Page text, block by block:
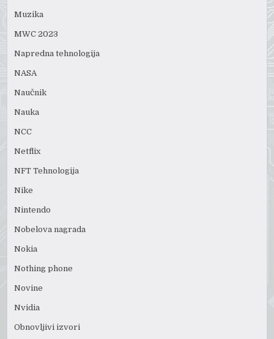
Muzika
MWC 2023
Napredna tehnologija
NASA
Naučnik
Nauka
NCC
Netflix
NFT Tehnologija
Nike
Nintendo
Nobelova nagrada
Nokia
Nothing phone
Novine
Nvidia
Obnovljivi izvori